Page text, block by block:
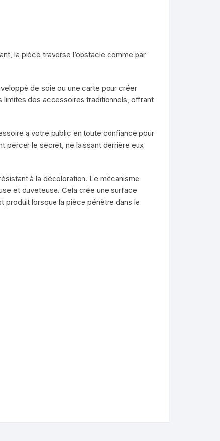
la pièce traverse l’obstacle comme par
de soie ou une carte pour créer
limites des accessoires traditionnels, offrant
à votre public en toute confiance pour
percer le secret, ne laissant derrière eux
à la décoloration. Le mécanisme
et duveteuse. Cela crée une surface
produit lorsque la pièce pénètre dans le